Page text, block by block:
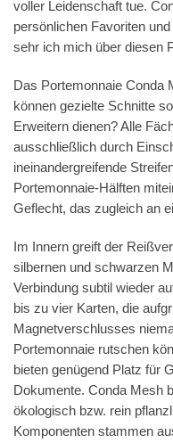
voller Leidenschaft tue.
persönlichen Favoriten
sehr ich mich über diesen
Das Portemonnaie Conda
können gezielte Schnitte
Erweitern dienen? Alle
ausschließlich durch
ineinandergreifende
Portemonnaie-Hälften
Geflecht, das zugleich an
Im Innern greift der
silbernen und schwarzen
Verbindung subtil wieder
bis zu vier Karten, die
Magnetverschlusses
Portemonnaie rutschen
bieten genügend Platz für
Dokumente. Conda Mesh
ökologisch bzw. rein
Komponenten stammen